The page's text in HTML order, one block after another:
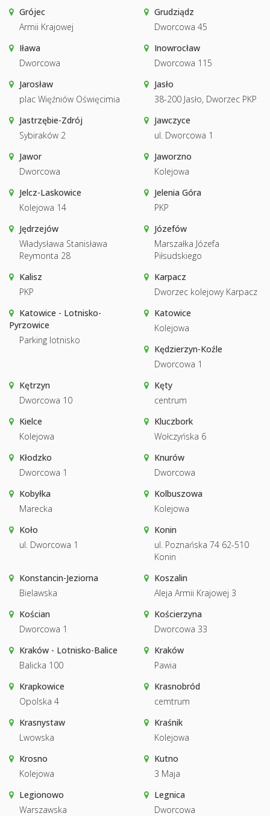
Grójec
Armii Krajowej
Grudziądz
Dworcowa 45
Iława
Dworcowa
Inowrocław
Dworcowa 115
Jarosław
plac Więźniów Oświęcimia
Jasło
38-200 Jasło, Dworzec PKP
Jastrzębie-Zdrój
Sybiraków 2
Jawczyce
ul. Dworcowa 1
Jawor
Dworcowa
Jaworzno
Kolejowa
Jelcz-Laskowice
Kolejowa 14
Jelenia Góra
PKP
Jędrzejów
Władysława Stanisława
Reymonta 28
Józefów
Marszałka Józefa
Piłsudskiego
Kalisz
PKP
Karpacz
Dworzec kolejowy Karpacz
Katowice - Lotnisko-
Pyrzowice
Parking lotnisko
Katowice
Kolejowa
Kędzierzyn-Koźle
Dworcowa 1
Kętrzyn
Dworcowa 10
Kęty
centrum
Kielce
Kolejowa
Kluczbork
Wołczyńska 6
Kłodzko
Dworcowa 1
Knurów
Dworcowa
Kobyłka
Marecka
Kolbuszowa
Kolejowa
Koło
ul. Dworcowa 1
Konin
ul. Poznańska 74 62-510
Konin
Konstancin-Jeziorna
Bielawska
Koszalin
Aleja Armii Krajowej 3
Kościan
Dworcowa 1
Kościerzyna
Dworcowa 33
Kraków - Lotnisko-Balice
Balicka 100
Kraków
Pawia
Krapkowice
Opolska 4
Krasnobród
cemtrum
Krasnystaw
Lwowska
Kraśnik
Kolejowa
Krosno
Kolejowa
Kutno
3 Maja
Legionowo
Warszawska
Legnica
Dworcowa